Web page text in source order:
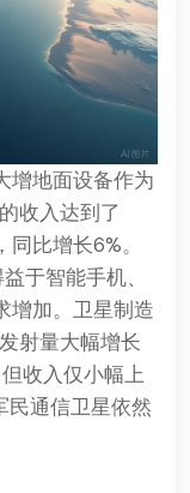
增地面设备作为
收入达到了
比增长6%。
于智能手机、
增加。卫星制造
射量大幅增长
收入仅小幅上
民通信卫星依然